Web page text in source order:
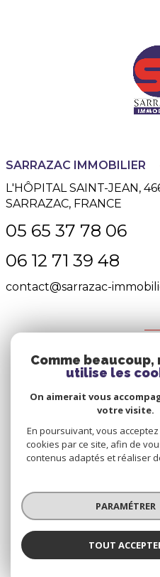
SARRAZAC IMMOBILIER
L'HÔPITAL SAINT-JEAN,
SARRAZAC, FRANCE
05 65 37 78 06
06 12 71 39 48
contact@sarrazac-
Nous
© 2026 | Tous
Nos honoraires
Nos
Réalisé par :
Comme beaucoup,
utilise les
On aimerait vous
votre visite.
En poursuivant, vous
cookies par ce site, afin de
contenus adaptés et réaliser
PARAMÉTRER
TOUT